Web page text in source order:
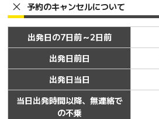
予約のキャンセルについて
出発日の7日前～2日前
出発日前日
出発日当日
当日出発時間以降、無連絡で
の不乗